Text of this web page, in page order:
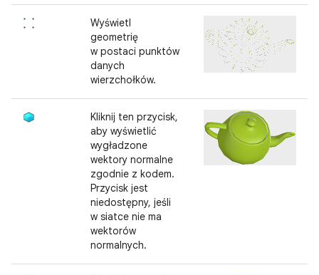
Wyświetl
geometrię
w postaci punktów
danych
wierzchołków.
Kliknij ten przycisk,
aby wyświetlić
wygładzone
wektory normalne
zgodnie z kodem.
Przycisk jest
niedostępny, jeśli
w siatce nie ma
wektorów
normalnych.